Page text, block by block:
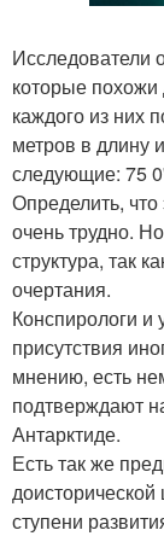
Исследователи
которые
каждого из них
метров в длину
следующие: 75
Определить, что
очень трудно.
структура, так
очертания.
Конспирологи и
присутствия
мнению, есть
подтверждают
Антарктиде.
Есть так же
ступени